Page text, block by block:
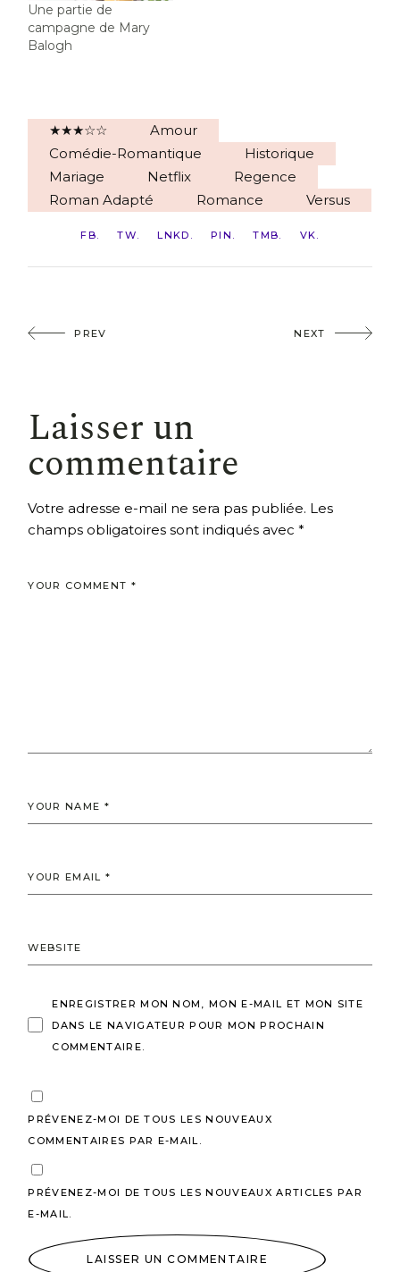
Une partie de
campagne de Mary
Balogh
★★★☆☆
Amour
Comédie-Romantique
Historique
Mariage
Netflix
Regence
Roman Adapté
Romance Versus
FB TW LNKD PIN TMB VK
PREV NEXT
Laisser un
commentaire
Votre adresse e-mail ne sera pas publiée. Les
champs obligatoires sont indiqués avec*
ENREGISTRER MON NOM, MON E-MAIL ET MON SITE
DANS LE NAVIGATEUR POUR MON PROCHAIN
COMMENTAIRE.
PRÉVENEZ-MOI DE TOUS LES NOUVEAUX
COMMENTAIRES PAR E-MAIL.
PRÉVENEZ-MOI DE TOUS LES NOUVEAUX ARTICLES PAR
E-MAIL.
LAISSER UN COMMENTAIRE